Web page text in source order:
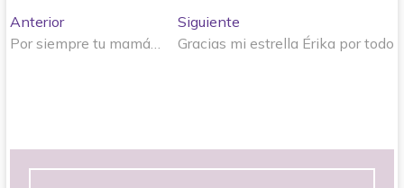
Navegación
de
AnteriorEntrada
anterior:
Por siempre tu mamá…
SiguienteEntrada
siguiente:
Gracias mi estrella Érika por todo